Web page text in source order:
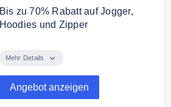
Bis zu 70% Rabatt auf Jogger,
Hoodies und Zipper
Hoodies und Zipper
Mehr Details
Angebot anzeigen